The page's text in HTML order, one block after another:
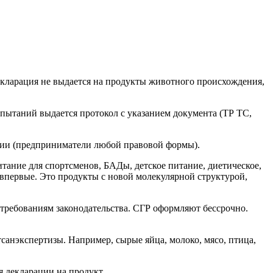
не выдается на продукты животного происхождения,
выдается протокол с указанием документа (ТР ТС,
(предприниматели любой правовой формы).
для спортсменов, БАДы, детское питание, диетическое,
Это продукты с новой молекулярной структурой,
законодательства. СГР оформляют бессрочно.
Например, сырые яйца, молоко, мясо, птица,